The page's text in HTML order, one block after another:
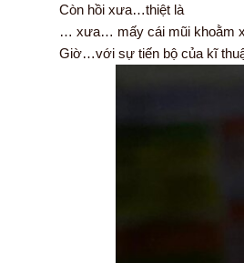
Còn hồi xưa…thiệt là
… xưa… mấy cái mũi khoằm
Giờ…với sự tiến bộ của kĩ